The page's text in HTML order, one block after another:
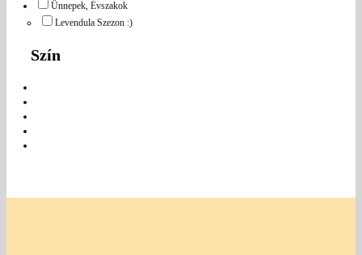
Ünnepek, Évszakok
Levendula Szezon :)
Szín